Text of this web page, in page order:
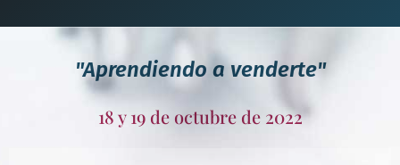
"Aprendiendo a venderte"
18 y 19 de octubre de 2022